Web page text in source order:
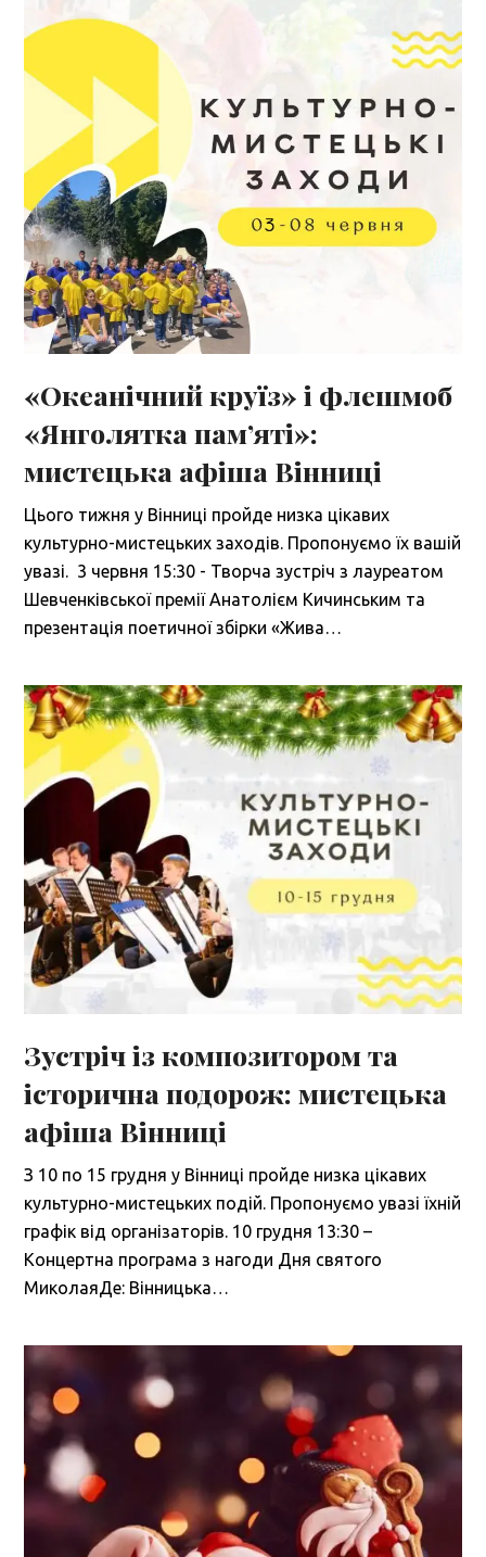
«Океанічний круїз» і флешмоб
«Янголятка пам’яті»:
мистецька афіша Вінниці
Цього тижня у Вінниці пройде низка цікавих
культурно-мистецьких заходів. Пропонуємо їх вашій
увазі. 3 червня 15:30 - Творча зустріч з лауреатом
Шевченківської премії Анатолієм Кичинським та
презентація поетичної збірки «Жива…
Зустріч із композитором та
історична подорож: мистецька
афіша Вінниці
З 10 по 15 грудня у Вінниці пройде низка цікавих
культурно-мистецьких подій. Пропонуємо увазі їхній
графік від організаторів. 10 грудня 13:30 –
Концертна програма з нагоди Дня святого
МиколаяДе: Вінницька…